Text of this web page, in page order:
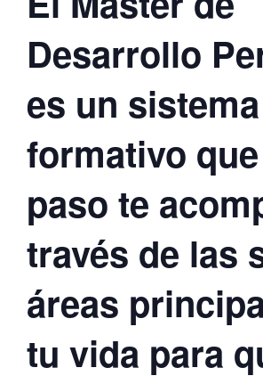
Desarrollo
es un sistema
formativo
paso te
través de las
áreas
tu vida para